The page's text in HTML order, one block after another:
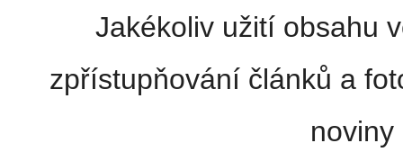
Jakékoliv užití obsahu
zpřístupňování článků a